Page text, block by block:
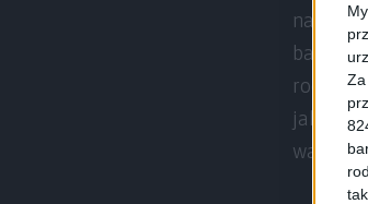
rodzic
jakieś
warto